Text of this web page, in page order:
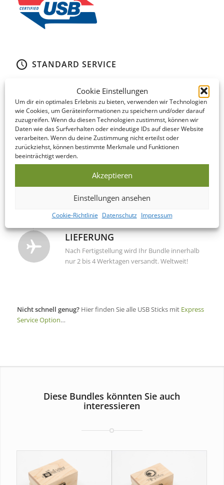
Cookie Einstellungen
Um dir ein optimales Erlebnis zu bieten, verwenden wir Technologien
wie Cookies, um Geräteinformationen zu speichern und/oder darauf
zuzugreifen. Wenn du diesen Technologien zustimmst, können wir
Daten wie das Surfverhalten oder eindeutige IDs auf dieser Website
verarbeiten. Wenn du deine Zustimmung nicht erteilst oder
zurückziehst, können bestimmte Merkmale und Funktionen
beeinträchtigt werden.
Akzeptieren
Einstellungen ansehen
Cookie-Richtlinie Datenschutz Impressum
STANDARD SERVICE
Hier finden Sie eine Übersicht der einzelnen Schritte…
DATENCHECK
Noch am gleichen Werktag werden Ihre
angelieferten Daten überprüft und korrigiert.
PRODUKTION
Werktagen nach Freigabe Ihrer Druckdaten.
LIEFERUNG
Nach Fertigstellung wird Ihr Bundle innerhalb
nur 2 bis 4 Werktagen versandt. Weltweit!
Nicht schnell genug?Hier finden Sie alle USB Sticks mit Express
Service Option…
Diese Bundles könnten Sie auch
interessieren